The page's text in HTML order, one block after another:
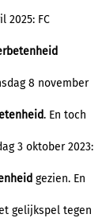
2025: FC
8 november
. En toch
3 oktober 2023:
gezien. En
gelijkspel tegen